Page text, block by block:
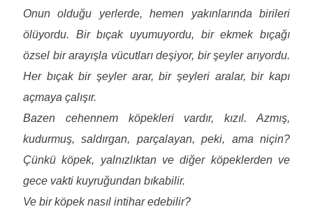
Onun olduğu yerlerde, hemen yakınlarında birileri
ölüyordu. Bir bıçak uyumuyordu, bir ekmek bıçağı
özsel bir arayışla vücutları deşiyor, bir şeyler arıyordu.
Her bıçak bir şeyler arar, bir şeyleri aralar, bir kapı
açmaya çalışır.
Bazen cehennem köpekleri vardır, kızıl. Azmış,
kudurmuş, saldırgan, parçalayan, peki, ama niçin?
Çünkü köpek, yalnızlıktan ve diğer köpeklerden ve
gece vakti kuyruğundan bıkabilir.
Ve bir köpek nasıl intihar edebilir?